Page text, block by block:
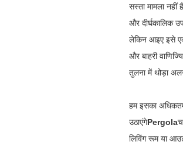
सस्ता मामला नहीं
और दीर्घकालिक
लेकिन आइए इसे
और बाहरी
तुलना में थोड़ा
हम इसका
उठाएंगेPergola
लिविंग रूम या